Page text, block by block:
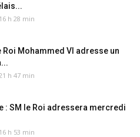
h 28 min
Roi Mohammed VI adresse un
h 47 min
: SM le Roi adressera mercredi
h 53 min